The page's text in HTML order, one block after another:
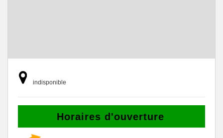
indisponible
Horaires d'ouverture